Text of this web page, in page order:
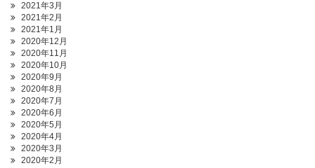
2021年3月
2021年2月
2021年1月
2020年12月
2020年11月
2020年10月
2020年9月
2020年8月
2020年7月
2020年6月
2020年5月
2020年4月
2020年3月
2020年2月